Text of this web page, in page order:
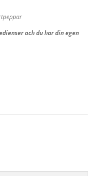
och du har din egen